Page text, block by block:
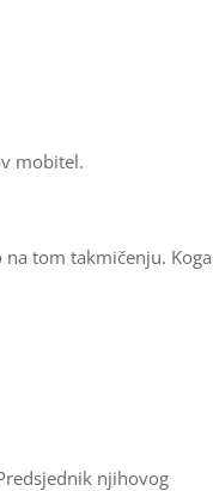
mobitel.
tom takmičenju.
njihovog